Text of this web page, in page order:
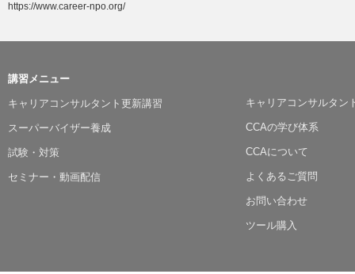
https://www.career-npo.org/
講習メニュー
キャリアコンサルタント更新講習
スーパーバイザー養成
試験・対策
セミナー・動画配信
キャリアコンサルタン
CCAの学び体系
CCAについて
よくあるご質問
お問い合わせ
ツール購入